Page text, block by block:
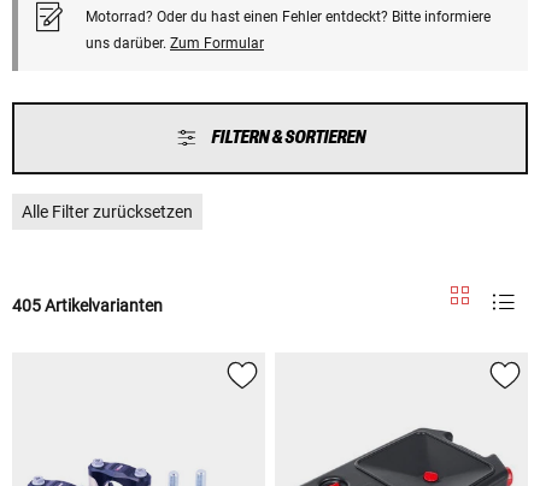
Motorrad? Oder du hast einen Fehler entdeckt? Bitte informiere
uns darüber. Zum Formular
FILTERN & SORTIEREN
Alle Filter zurücksetzen
405 Artikelvarianten